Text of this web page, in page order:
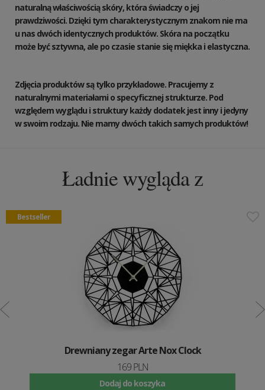
naturalną właściwością skóry, która świadczy o jej
prawdziwości. Dzięki tym charakterystycznym znakom nie ma
u nas dwóch identycznych produktów. Skóra na początku
może być sztywna, ale po czasie stanie się miękka i elastyczna.
Zdjęcia produktów są tylko przykładowe. Pracujemy z
naturalnymi materiałami o specyficznej strukturze. Pod
względem wyglądu i struktury każdy dodatek jest inny i jedyny
w swoim rodzaju. Nie mamy dwóch takich samych produktów!
Ładnie wygląda z
Bestseller
Drewniany zegar Arte Nox Clock
169 PLN
Dodaj do koszyka